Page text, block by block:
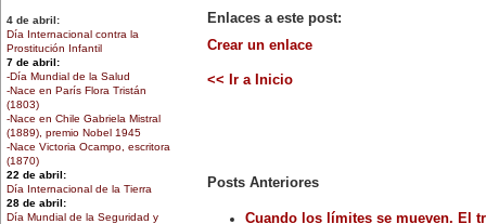
4 de abril:
Día Internacional contra la
Prostitución Infantil
7 de abril:
-Día Mundial de la Salud
-Nace en París Flora Tristán
(1803)
-Nace en Chile Gabriela Mistral
(1889), premio Nobel 1945
-Nace Victoria Ocampo, escritora
(1870)
22 de abril:
Día Internacional de la Tierra
28 de abril:
Día Mundial de la Seguridad y
Enlaces a este post:
Crear un enlace
<< Ir a Inicio
Posts Anteriores
Cuando los límites se mueven. El